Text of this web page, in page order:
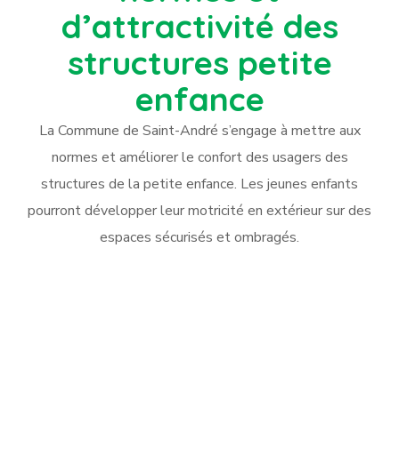
d’attractivité des
structures petite
enfance
La Commune de Saint-André s’engage à mettre aux
normes et améliorer le confort des usagers des
structures de la petite enfance. Les jeunes enfants
pourront développer leur motricité en extérieur sur des
espaces sécurisés et ombragés.